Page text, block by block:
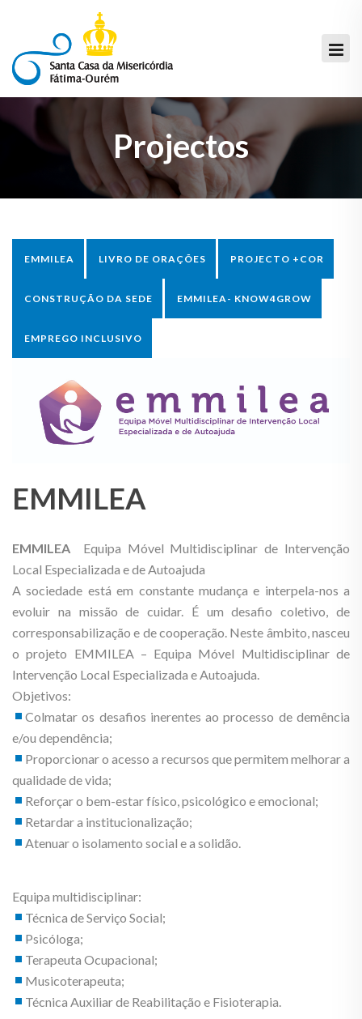
Projectos
EMMILEA LIVRO DE ORAÇÕES PROJECTO +COR
CONSTRUÇÃO DA SEDE EMMILEA- KNOW4GROW
EMPREGO INCLUSIVO
EMMILEA
EMMILEA Equipa Móvel Multidisciplinar de Intervenção
Local Especializada e de Autoajuda
A sociedade está em constante mudança e interpela-nos a
evoluir na missão de cuidar. É um desafio coletivo, de
corresponsabilização e de cooperação. Neste âmbito, nasceu
o projeto EMMILEA – Equipa Móvel Multidisciplinar de
Intervenção Local Especializada e Autoajuda.
Objetivos:
Colmatar os desafios inerentes ao processo de demência
e/ou dependência;
Proporcionar o acesso a recursos que permitem melhorar a
qualidade de vida;
Reforçar o bem-estar físico, psicológico e emocional;
Retardar a institucionalização;
Atenuar o isolamento social e a solidão.
Equipa multidisciplinar:
Técnica de Serviço Social;
Psicóloga;
Terapeuta Ocupacional;
Musicoterapeuta;
Técnica Auxiliar de Reabilitação e Fisioterapia.